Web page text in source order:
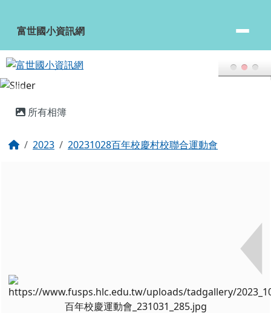
富世國小資訊網
所有相簿
回首頁
2023 20231028百年校慶村校聯合運動會